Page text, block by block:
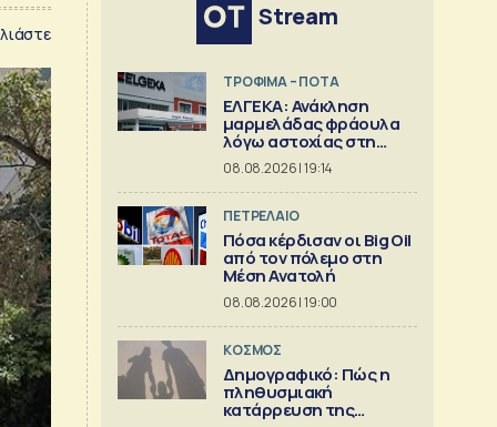
Stream
ΤΡΟΦΙΜΑ – ΠΟΤΑ
ΕΛΓΕΚΑ: Ανάκληση
μαρμελάδας φράουλα
λόγω αστοχίας στη
γυάλινη συσκευασία
08.08.2026 | 19:14
ΠΕΤΡΕΛΑΙΟ
Πόσα κέρδισαν οι Big Oil
από τον πόλεμο στη
Μέση Ανατολή
08.08.2026 | 19:00
ΚΟΣΜΟΣ
Δημογραφικό: Πώς η
πληθυσμιακή
κατάρρευση της